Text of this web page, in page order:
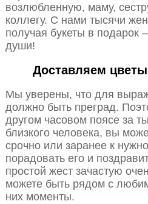
возлюбленную, маму,
коллегу. С нами тысячи
получая букеты в подарок
души!
Доставляем цветы
Мы уверены, что для
должно быть преград.
другом часовом поясе за
близкого человека, вы
срочно или заранее к
порадовать его и
простой жест зачастую
можете быть рядом с
них моменты.